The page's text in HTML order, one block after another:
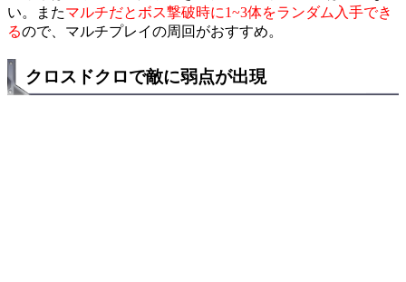
い。またマルチだとボス撃破時に1~3体をランダム入手でき
るので、マルチプレイの周回がおすすめ。
クロスドクロで敵に弱点が出現